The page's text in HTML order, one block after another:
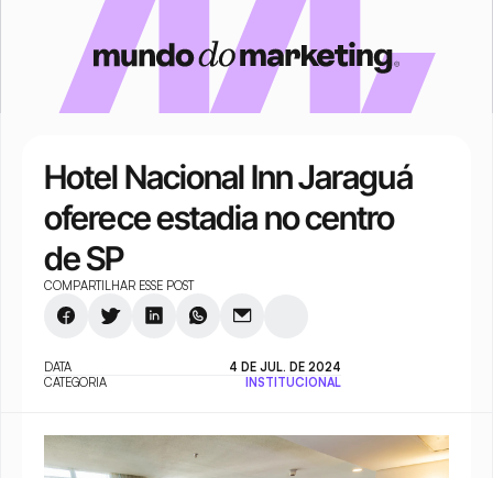
Hotel Nacional Inn Jaraguá
oferece estadia no centro
de SP
COMPARTILHAR ESSE POST
DATA
4 DE JUL. DE 2024
CATEGORIA
INSTITUCIONAL